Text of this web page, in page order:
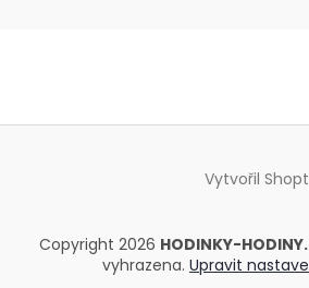
Vytvořil
Copyright 2026 HODINKY-
vyhrazena. Upravit